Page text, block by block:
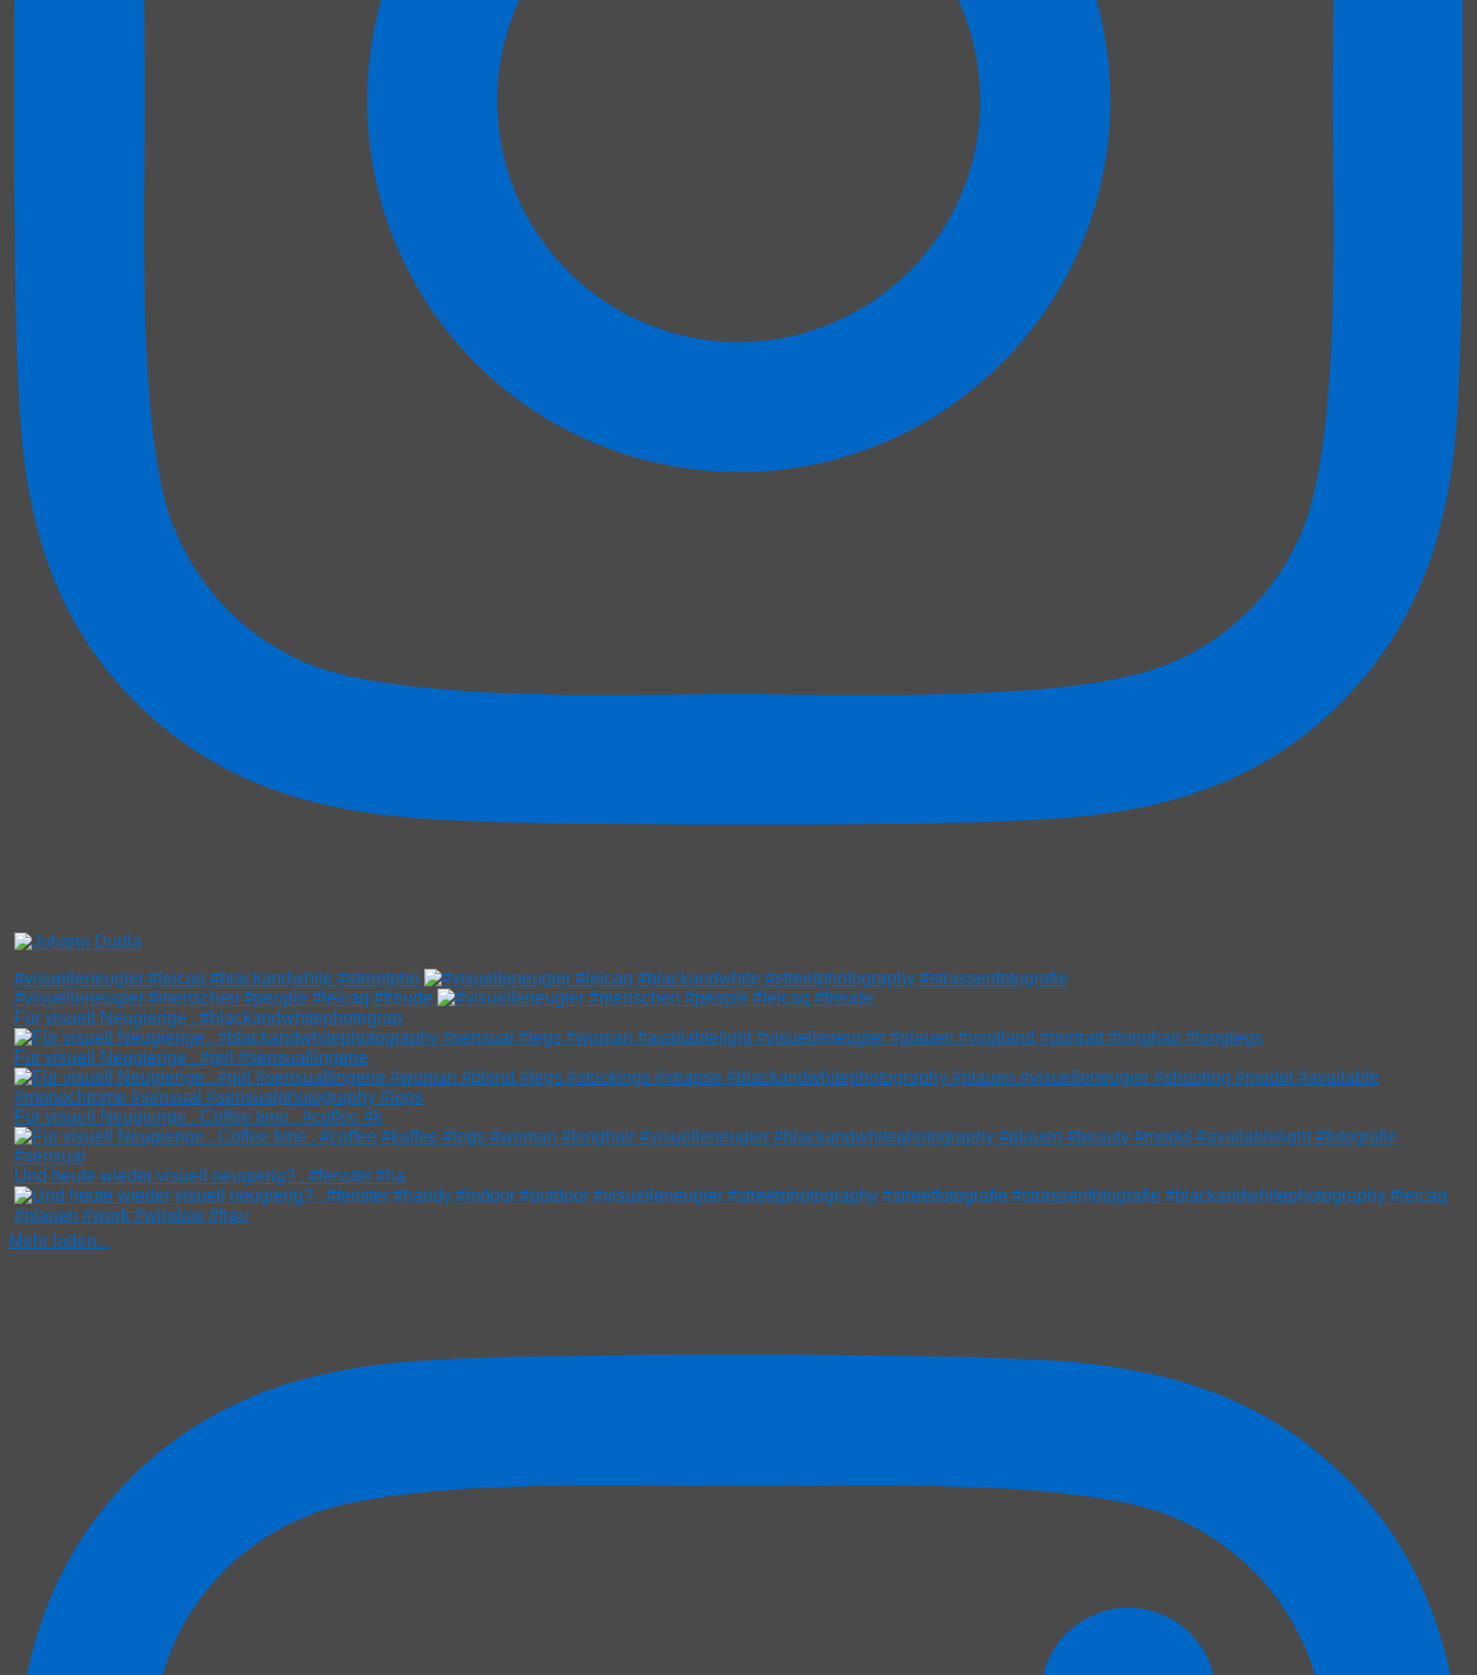
#visuelleneugier #leicaq #blackandwhite #streetpho
#visuelleneugier #menschen #people #leicaq #freude
Für visuell Neugierige . #blackandwhitephotograp
Für visuell Neugierige . #girl #sensuallingerie
Für visuell Neugierige . Coffee time . #coffee #k
Und heute wieder visuell neugierig? . #fenster #ha
Mehr laden...